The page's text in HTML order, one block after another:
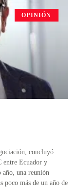
OPINIÓN
concluyó
entre Ecuador y
año, una reunión
poco más de un año de